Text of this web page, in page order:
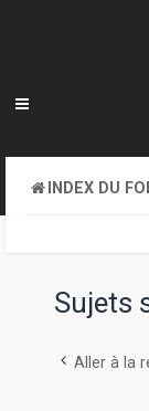
INDEX DU
Sujets
Aller à la